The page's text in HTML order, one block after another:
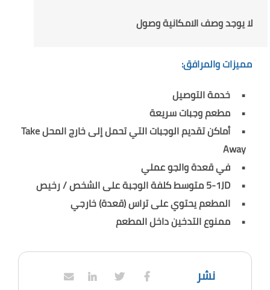
لا يوجد وصف الامكانية وصول
مميزات والمرافق:
خدمة التوصيل
مطعم وجبات سريعة
أماكن تقديم الوجبات التي تحمل إلى خارج المحل Take
Away
في قعدة والجو عملي
5-1JD متوسط كلفة الوجبة على الشخص / رخيص
المطعم يحتوي على تراس (قعدة) خارجي
ممنوع التدخين داخل المطعم
نشر